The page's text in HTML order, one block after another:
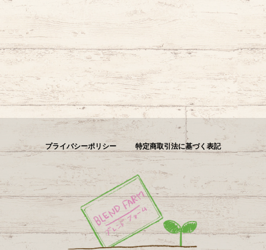
プライバシーポリシー 特定商取引法に基づく表記